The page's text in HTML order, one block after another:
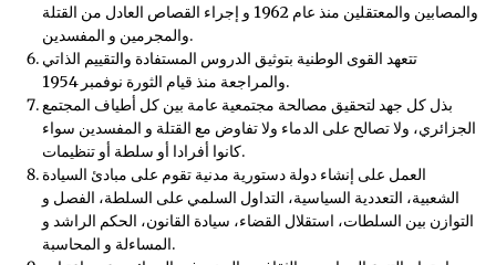
والمصابين والمعتقلين منذ عام 1962 و إجراء القصاص العادل من القتلة
والمجرمين و المفسدين.
تتعهد القوى الوطنية بتوثيق الدروس المستفادة والتقييم الذاتي
والمراجعة منذ قيام الثورة نوفمبر 1954.
بذل كل جهد لتحقيق مصالحة مجتمعية عامة بين كل أطياف المجتمع
الجزائري، ولا تصالح على الدماء ولا تفاوض مع القتلة و المفسدين سواء
كانوا أفرادا أو سلطة أو تنظيمات.
العمل على إنشاء دولة دستورية مدنية تقوم على مبادئ السيادة
الشعبية، التعددية السياسية، التداول السلمي على السلطة، الفصل و
التوازن بين السلطات، استقلال القضاء، سيادة القانون، الحكم الراشد و
المساءلة و المحاسبة.